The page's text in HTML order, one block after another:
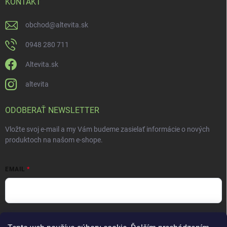
KONTAKT
obchod@altevita.sk
0948 280 711
Altevita.sk
altevita
ODOBERAŤ NEWSLETTER
Vložte svoj e-mail a my Vám budeme zasielať informácie o nových
produktoch na našom e-shope.
EMAIL